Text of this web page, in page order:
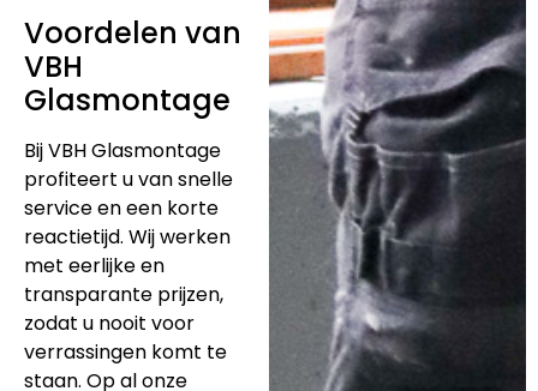
Voordelen van
VBH
Glasmontage
Bij VBH Glasmontage
profiteert u van snelle
service en een korte
reactietijd. Wij werken
met eerlijke en
transparante prijzen,
zodat u nooit voor
verrassingen komt te
staan. Op al onze